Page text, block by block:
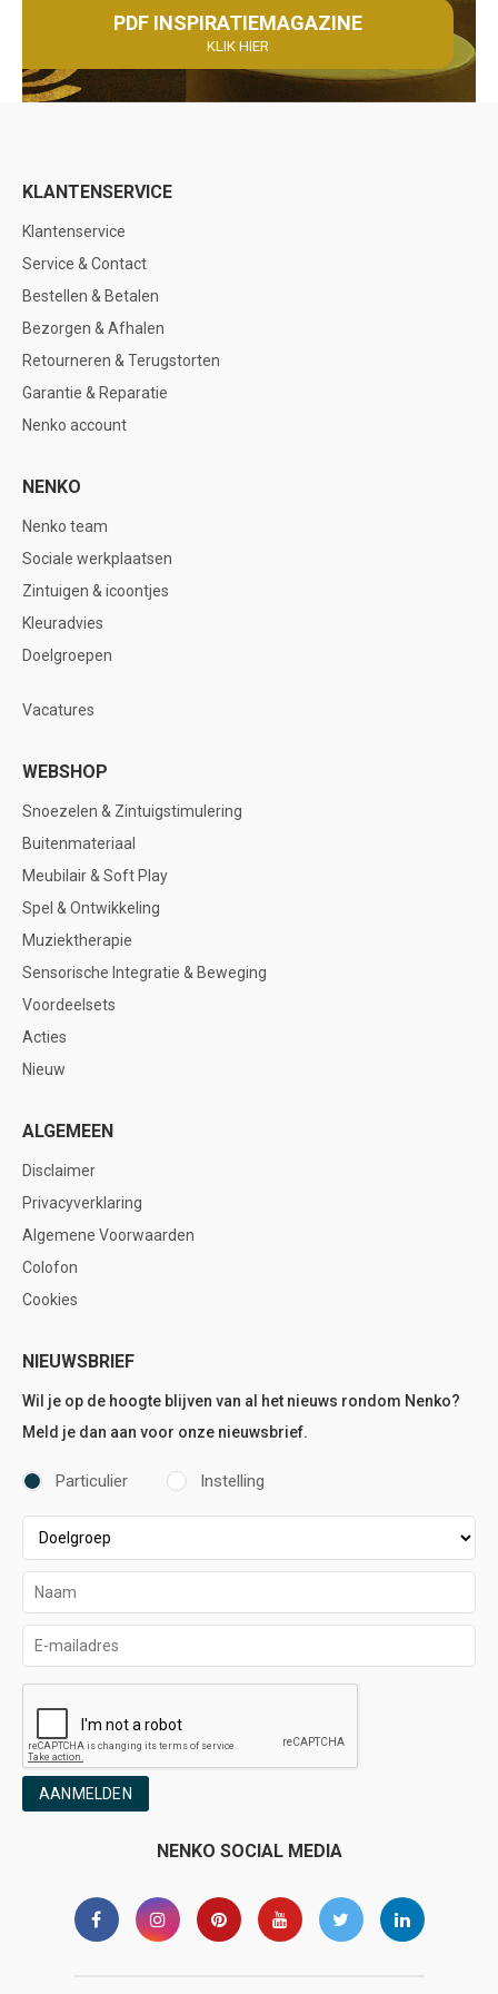
PDF INSPIRATIEMAGAZINE
KLIK HIER
KLANTENSERVICE
Klantenservice
Service & Contact
Bestellen & Betalen
Bezorgen & Afhalen
Retourneren & Terugstorten
Garantie & Reparatie
Nenko account
NENKO
Nenko team
Sociale werkplaatsen
Zintuigen & icoontjes
Kleuradvies
Doelgroepen
Vacatures
WEBSHOP
Snoezelen & Zintuigstimulering
Buitenmateriaal
Meubilair & Soft Play
Spel & Ontwikkeling
Muziektherapie
Sensorische Integratie & Beweging
Voordeelsets
Acties
Nieuw
ALGEMEEN
Disclaimer
Privacyverklaring
Algemene Voorwaarden
Colofon
Cookies
NIEUWSBRIEF
Wil je op de hoogte blijven van al het nieuws rondom Nenko?
Meld je dan aan voor onze nieuwsbrief.
Particulier Instelling
AANMELDEN
NENKO SOCIAL MEDIA